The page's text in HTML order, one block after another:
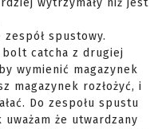
wytrzymały niż jest
spustowy.
bolt catcha z drugiej
wymienić magazynek
magazynek rozłożyć, i
Do zespołu spustu
że utwardzany